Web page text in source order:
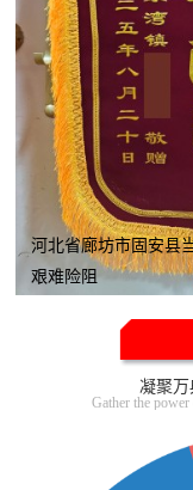
河北省廊坊市固安县
艰难险阻
凝聚
Gather the